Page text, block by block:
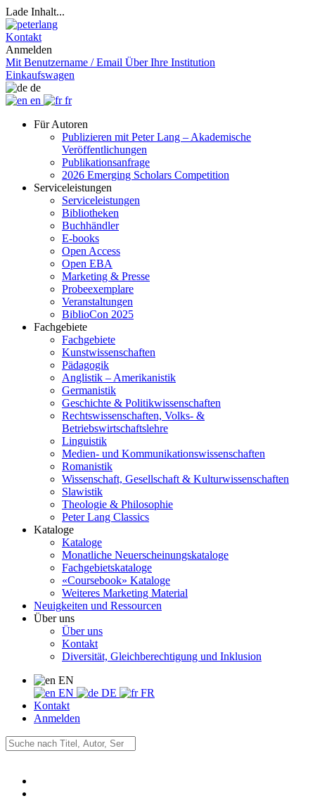
Lade Inhalt...
Kontakt
Anmelden
Mit Benutzername / Email Über Ihre Institution
Einkaufswagen
de
en
fr
Für Autoren
Publizieren mit Peter Lang – Akademische
Veröffentlichungen
Publikationsanfrage
2026 Emerging Scholars Competition
Serviceleistungen
Serviceleistungen
Bibliotheken
Buchhändler
E-books
Open Access
Open EBA
Marketing & Presse
Probeexemplare
Veranstaltungen
BiblioCon 2025
Fachgebiete
Fachgebiete
Kunstwissenschaften
Pädagogik
Anglistik – Amerikanistik
Germanistik
Geschichte & Politikwissenschaften
Rechtswissenschaften, Volks- &
Betriebswirtschaftslehre
Linguistik
Medien- und Kommunikationswissenschaften
Romanistik
Wissenschaft, Gesellschaft & Kulturwissenschaften
Slawistik
Theologie & Philosophie
Peter Lang Classics
Kataloge
Kataloge
Monatliche Neuerscheinungskataloge
Fachgebietskataloge
«Coursebook» Kataloge
Weiteres Marketing Material
Neuigkeiten und Ressourcen
Über uns
Über uns
Kontakt
Diversität, Gleichberechtigung und Inklusion
EN
EN
DE
FR
Kontakt
Anmelden